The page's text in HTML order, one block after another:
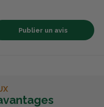
Publier un avis